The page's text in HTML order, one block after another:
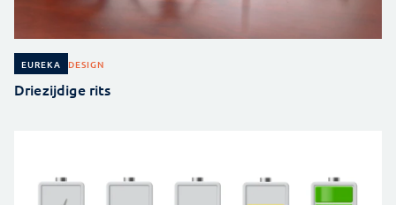
EUREKA DESIGN
Driezijdige rits